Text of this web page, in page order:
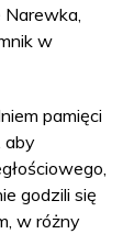
w
pamięci
aby
godzili się
w różny